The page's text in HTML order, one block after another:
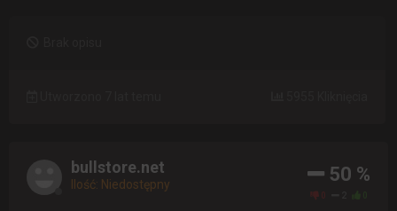
bullstore.net
Ilość: Niedostępny 50 %
0